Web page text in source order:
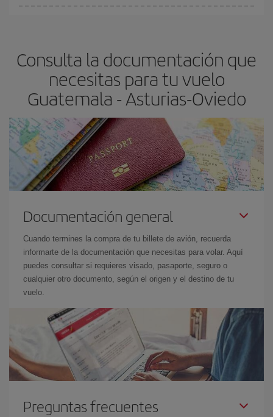
avión más baratos te saldrán. Además, si buscas los vuelos con
las fechas y los horarios del viaje un poco abiertos, podráselegir
el precio más barato.
Consulta la documentación que
necesitas para tu vuelo
Guatemala - Asturias-Oviedo
Documentación general
Cuando termines la compra de tu billete de avión, recuerda
informarte de la documentación que necesitas para volar. Aquí
puedes consultar si requieres visado, pasaporte, seguro o
cualquier otro documento, según el origen y el destino de tu
vuelo.
Preguntas frecuentes